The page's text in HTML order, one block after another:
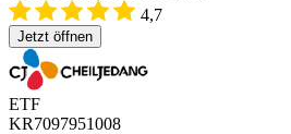
4,7
Jetzt öffnen
ETF
KR7097951008